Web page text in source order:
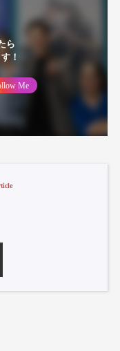
ら
！
Me